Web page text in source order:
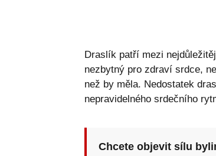
Draslík patří mezi
nezbytný pro zdraví srdce,
než by měla. Nedostatek
nepravidelného srdečního
Chcete objevit sílu